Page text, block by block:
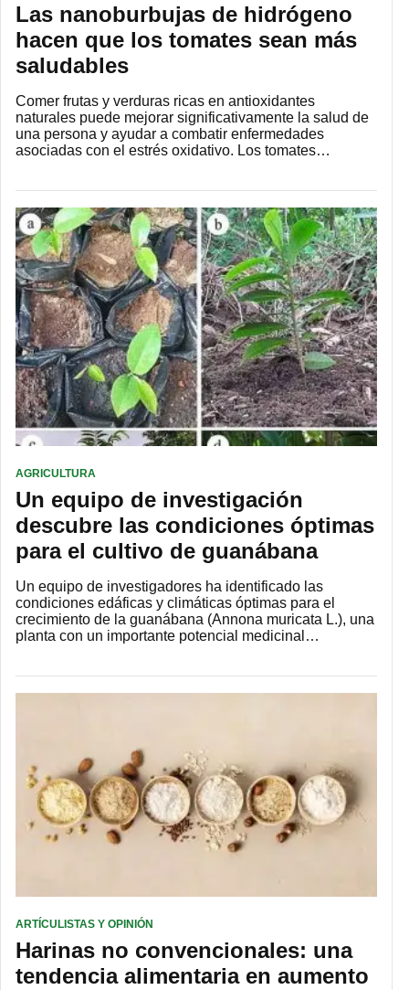
Las nanoburbujas de hidrógeno
hacen que los tomates sean más
saludables
Comer frutas y verduras ricas en antioxidantes
naturales puede mejorar significativamente la salud de
una persona y ayudar a combatir enfermedades
asociadas con el estrés oxidativo. Los tomates…
AGRICULTURA
Un equipo de investigación
descubre las condiciones óptimas
para el cultivo de guanábana
Un equipo de investigadores ha identificado las
condiciones edáficas y climáticas óptimas para el
crecimiento de la guanábana (Annona muricata L.), una
planta con un importante potencial medicinal…
ARTÍCULISTAS Y OPINIÓN
Harinas no convencionales: una
tendencia alimentaria en aumento